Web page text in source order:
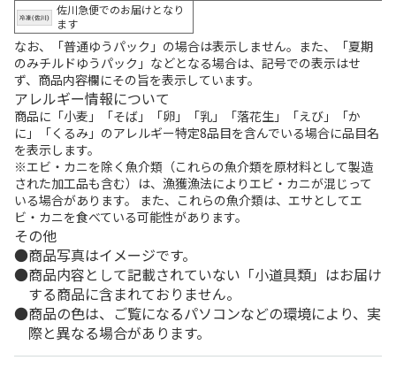
佐川急便でのお届けとなり
ます
なお、「普通ゆうパック」の場合は表示しません。また、「夏期
のみチルドゆうパック」などとなる場合は、記号での表示はせ
ず、商品内容欄にその旨を表示しています。
アレルギー情報について
商品に「小麦」「そば」「卵」「乳」「落花生」「えび」「か
に」「くるみ」のアレルギー特定8品目を含んでいる場合に品目名
を表示します。
※エビ・カニを除く魚介類（これらの魚介類を原材料として製造
された加工品も含む）は、漁獲漁法によりエビ・カニが混じって
いる場合があります。 また、これらの魚介類は、エサとしてエ
ビ・カニを食べている可能性があります。
その他
商品写真はイメージです。
商品内容として記載されていない「小道具類」はお届け
する商品に含まれておりません。
商品の色は、ご覧になるパソコンなどの環境により、実
際と異なる場合があります。